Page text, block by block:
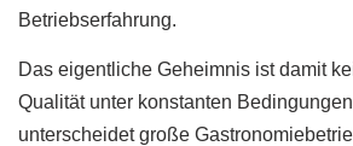
Betriebserfahrung.
Das eigentliche Geheimnis ist damit
Qualität unter konstanten
unterscheidet große